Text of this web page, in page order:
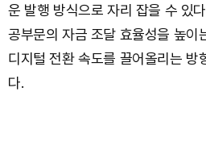
운 발행 방식으로 자리 잡을 수 있
공부문의 자금 조달 효율성을 높이
디지털 전환 속도를 끌어올리는 방
다.